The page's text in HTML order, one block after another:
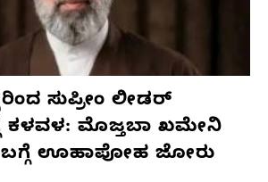
ಸುಪ್ರೀಂ ಲೀಡರ್
ಕಳವಳ: ಮೊಜ್ತಬಾ ಖಮೇನಿ
ಬಗ್ಗೆ ಊಹಾಪೋಹ ಜೋರು